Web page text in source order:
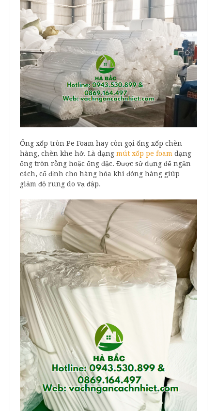
Ống xốp tròn Pe Foam hay còn gọi ống xốp chèn
hàng, chèn khe hở. Là dạng mút xốp pe foam dạng
ống tròn rỗng hoặc ống đặc. Được sử dụng để ngăn
cách, cố định cho hàng hóa khi đóng hàng giúp
giảm độ rung do vạ đập.